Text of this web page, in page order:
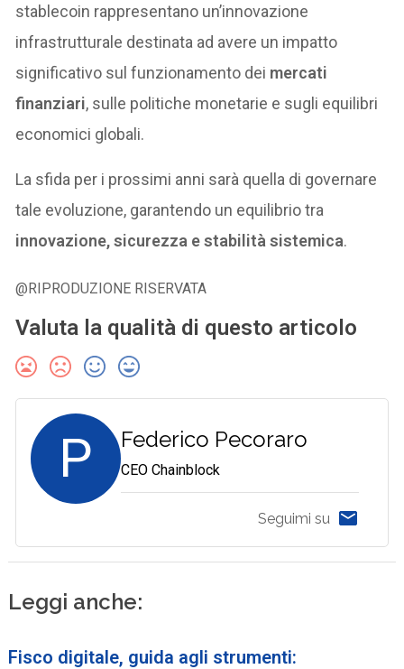
stablecoin rappresentano un’innovazione
infrastrutturale destinata ad avere un impatto
significativo sul funzionamento dei mercati
finanziari, sulle politiche monetarie e sugli equilibri
economici globali.
La sfida per i prossimi anni sarà quella di governare
tale evoluzione, garantendo un equilibrio tra
innovazione, sicurezza e stabilità sistemica.
@RIPRODUZIONE RISERVATA
Valuta la qualità di questo articolo
P Federico Pecoraro
CEO Chainblock
Seguimi su
Leggi anche:
Fisco digitale, guida agli strumenti: